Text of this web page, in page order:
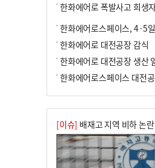
한화에어로 대전공장 감식
[이슈] 배재고 지역 비하 논란